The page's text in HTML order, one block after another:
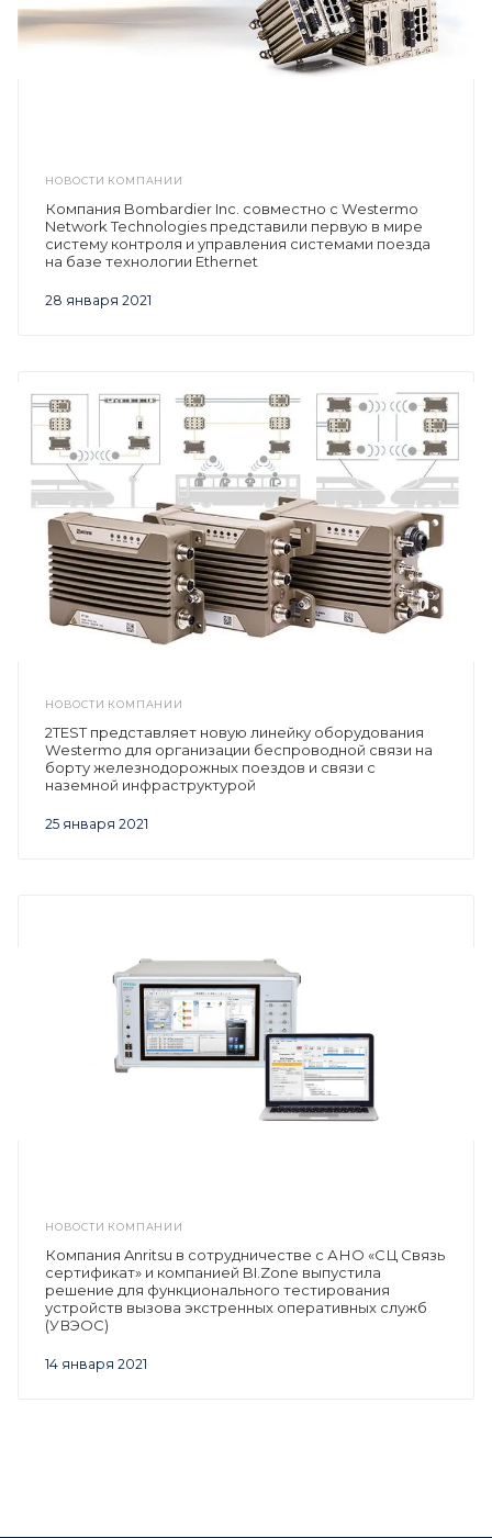
НОВОСТИ КОМПАНИИ
28 января 2021
Компания Bombardier Inc. совместно с Westermo
Network Technologies представили первую в мире
систему контроля и управления системами поезда
на базе технологии Ethernet
НОВОСТИ КОМПАНИИ
25 января 2021
2TEST представляет новую линейку оборудования
Westermo для организации беспроводной связи на
борту железнодорожных поездов и связи с
наземной инфраструктурой
НОВОСТИ КОМПАНИИ
14 января 2021
Компания Anritsu в сотрудничестве с АНО «СЦ Связь
сертификат» и компанией BI.Zone выпустила
решение для функционального тестирования
устройств вызова экстренных оперативных служб
(УВЭОС)